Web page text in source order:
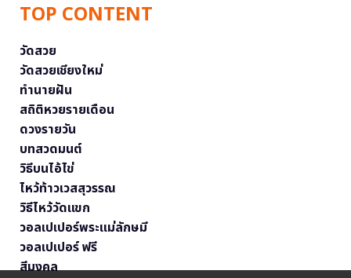
TOP CONTENT
วัดสวย
วัดสวยเชียงใหม่
ทำนายฝัน
สถิติหวยรายเดือน
ดวงรายวัน
บทสวดมนต์
วิธีบนไอ้ไข่
ไหว้ท้าวเวสสุวรรณ
วิธีไหว้วัดแขก
วอลเปเปอร์พระแม่ลักษมี
วอลเปเปอร์ ฟรี
สีมงคล